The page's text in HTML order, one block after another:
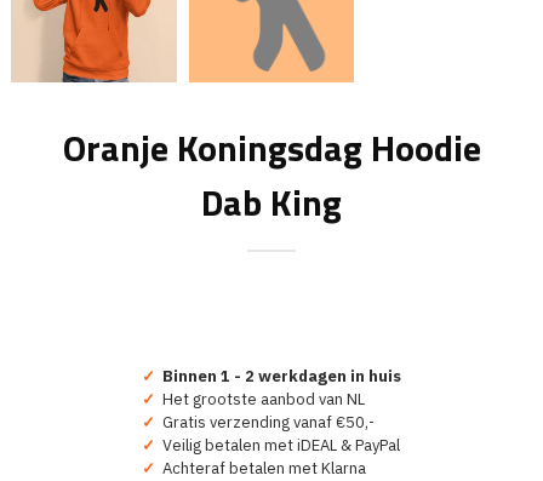
Oranje Koningsdag Hoodie
Dab King
✓ Binnen 1 - 2 werkdagen in huis
✓ Het grootste aanbod van NL
✓ Gratis verzending vanaf €50,-
✓ Veilig betalen met iDEAL & PayPal
✓ Achteraf betalen met Klarna